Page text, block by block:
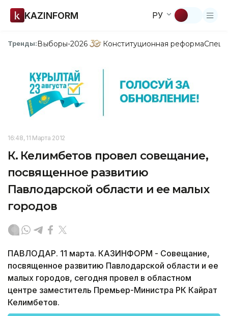
KAZINFORM РУ
Тренды:Выборы-2026 Конституционная реформа
16:48, 11 Марта 2012
К. Келимбетов провел совещание,
посвященное развитию
Павлодарской области и ее малых
городов
ПАВЛОДАР. 11 марта. КАЗИНФОРМ - Совещание,
посвященное развитию Павлодарской области и ее
малых городов, сегодня провел в областном
центре заместитель Премьер-Министра РК Кайрат
Келимбетов.